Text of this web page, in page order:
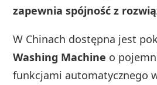
zapewnia spójność z
W Chinach dostępna jest
Washing Machine o
funkcjami automatycznego